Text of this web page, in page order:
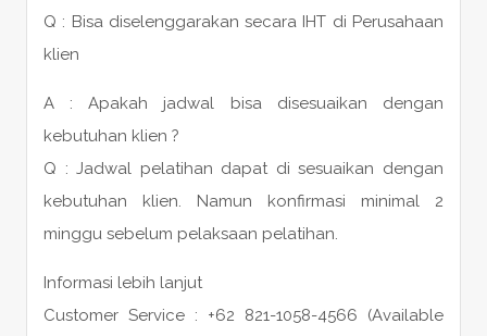
Q : Bisa diselenggarakan secara IHT di Perusahaan
klien
A : Apakah jadwal bisa disesuaikan dengan
kebutuhan klien ?
Q : Jadwal pelatihan dapat di sesuaikan dengan
kebutuhan klien. Namun konfirmasi minimal 2
minggu sebelum pelaksaan pelatihan.
Informasi lebih lanjut
Customer Service : +62 821-1058-4566 (Available